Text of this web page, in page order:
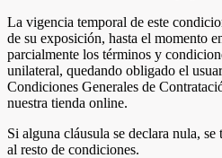
La vigencia temporal de este
de su exposición, hasta el momento
parcialmente los términos y
unilateral, quedando obligado el
Condiciones Generales de
nuestra tienda online.
Si alguna cláusula se declara nula,
al resto de condiciones.